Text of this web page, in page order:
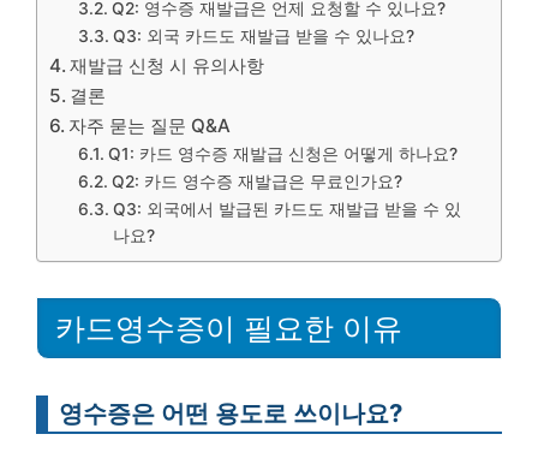
Q2: 영수증 재발급은 언제 요청할 수 있나요?
Q3: 외국 카드도 재발급 받을 수 있나요?
재발급 신청 시 유의사항
결론
자주 묻는 질문 Q&A
Q1: 카드 영수증 재발급 신청은 어떻게 하나요?
Q2: 카드 영수증 재발급은 무료인가요?
Q3: 외국에서 발급된 카드도 재발급 받을 수 있
나요?
카드영수증이 필요한 이유
영수증은 어떤 용도로 쓰이나요?